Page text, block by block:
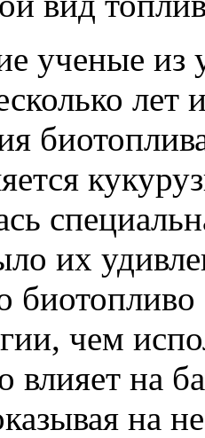
ученые из
лет
их
чем
влияет на
на